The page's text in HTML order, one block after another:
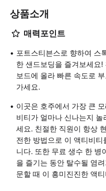
상품소개
매력포인트
포트스티븐스로 향하여 스
한 샌드보딩을 즐겨보세요
보드에 올라 빠른 속도로
가세요.
이곳은 호주에서 가장 큰
비티가 얼마나 신나는지
세요. 친절한 직원이 항상
전한 방법으로 이 액티비
니다. 또한 무료 생수 한 병
을 즐기는 동안 탈수될 염
문할 때 이 흥미진진한 액